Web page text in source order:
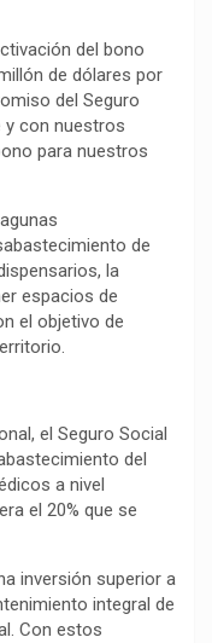
del bono
de dólares por
del Seguro
y con nuestros
para nuestros
de
la
espacios de
el objetivo de
el Seguro Social
del
a nivel
el 20% que se
inversión superior a
integral de
Con estos